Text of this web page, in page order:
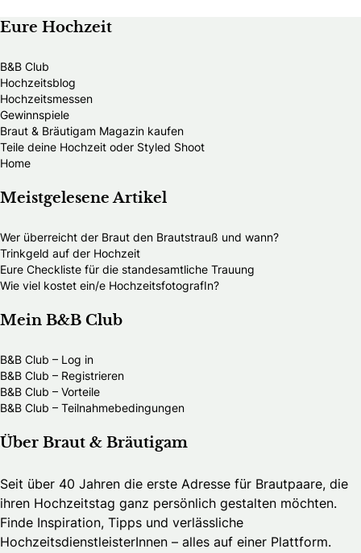
Eure Hochzeit
B&B Club
Hochzeitsblog
Hochzeitsmessen
Gewinnspiele
Braut & Bräutigam Magazin kaufen
Teile deine Hochzeit oder Styled Shoot
Home
Meistgelesene Artikel
Wer überreicht der Braut den Brautstrauß und wann?
Trinkgeld auf der Hochzeit
Eure Checkliste für die standesamtliche Trauung
Wie viel kostet ein/e HochzeitsfotografIn?
Mein B&B Club
B&B Club – Log in
B&B Club – Registrieren
B&B Club – Vorteile
B&B Club – Teilnahmebedingungen
Über Braut & Bräutigam
Seit über 40 Jahren die erste Adresse für Brautpaare, die
ihren Hochzeitstag ganz persönlich gestalten möchten.
Finde Inspiration, Tipps und verlässliche
HochzeitsdienstleisterInnen – alles auf einer Plattform.